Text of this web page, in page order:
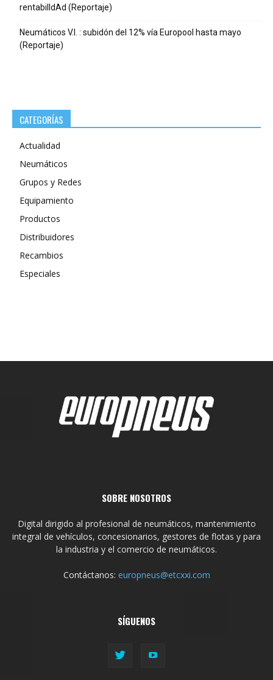
rentabilIdAd (Reportaje)
Neumáticos V.I. : subidón del 12% vía Europool hasta mayo
(Reportaje)
CATEGORÍAS
Actualidad
Neumáticos
Grupos y Redes
Equipamiento
Productos
Distribuidores
Recambios
Especiales
SOBRE NOSOTROS
Digital dirigido al profesional de neumáticos, mantenimiento
integral de vehículos, concesionarios, gestores de flotas y para
la industria y el comercio de neumáticos.
Contáctanos: europneus@etcxxi.com
SÍGUENOS